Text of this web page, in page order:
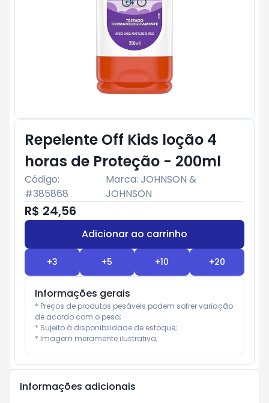
Repelente Off Kids loção 4
horas de Proteção - 200ml
Código:
#385868
Marca: JOHNSON &
JOHNSON
R$ 24,56
Adicionar ao carrinho
+3 +5 +10 +20
Informações gerais
* Preços de produtos pesáveis podem sofrer variação
de acordo com o peso;
* Sujeito à disponibilidade de estoque;
* Imagem meramente ilustrativa;
Informações adicionais